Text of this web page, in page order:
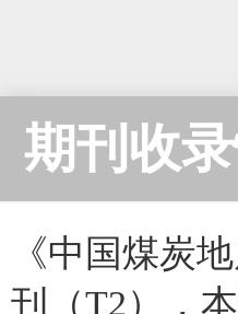
期刊收
《中国煤炭
刊（T2），